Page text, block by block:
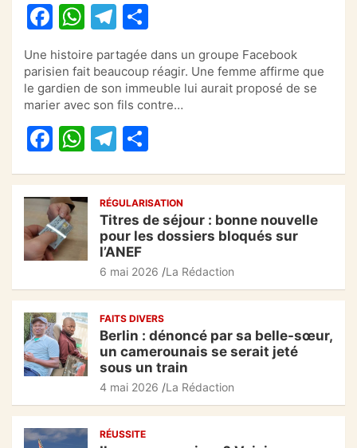
F
a
c
e
b
o
o
k
W
at
s
A
p
p
T
el
e
gr
a
m
ar
ta
g
er
Une histoire partagée dans un groupe Facebook
parisien fait beaucoup réagir. Une femme affirme que
le gardien de son immeuble lui aurait proposé de se
marier avec son fils contre…
F
c
e
b
o
o
k
W
at
s
A
p
p
T
gr
a
m
g
er
RÉGULARISATION
Titres de séjour : bonne nouvelle
pour les dossiers bloqués sur
l’ANEF
6 mai 2026 La Rédaction
FAITS DIVERS
Berlin : dénoncé par sa belle-sœur,
un camerounais se serait jeté
sous un train
4 mai 2026 La Rédaction
RÉUSSITE